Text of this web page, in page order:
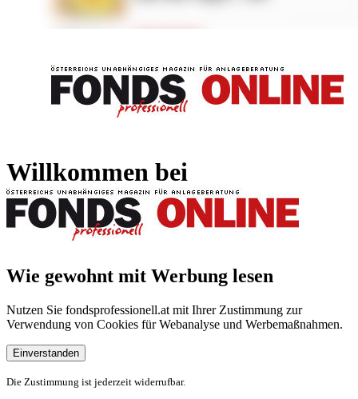
Willkommen bei
Wie gewohnt mit Werbung lesen
Nutzen Sie fondsprofessionell.at mit Ihrer Zustimmung zur
Verwendung von Cookies für Webanalyse und Werbemaßnahmen.
Einverstanden
Die Zustimmung ist jederzeit widerrufbar.